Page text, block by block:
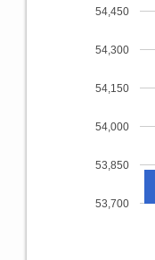
53,700
53,850
54,000
54,150
54,300
54,450